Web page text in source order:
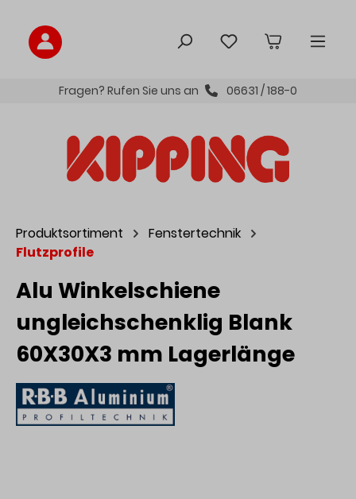
Fragen? Rufen Sie uns an 06631 / 188-0
Produktsortiment
Fenstertechnik
Flutzprofile
Alu Winkelschiene
ungleichschenklig Blank
60X30X3 mm Lagerlänge